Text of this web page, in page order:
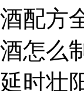
酒配方
酒怎么
延时壮